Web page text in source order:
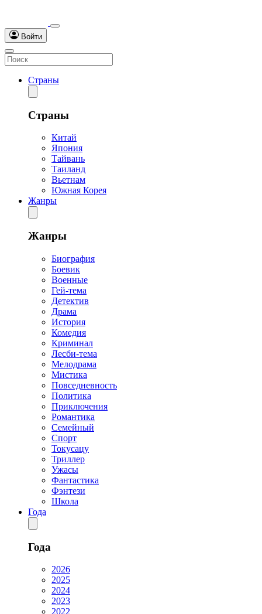
Войти
Страны
Страны
Китай
Япония
Тайвань
Таиланд
Вьетнам
Южная Корея
Жанры
Жанры
Биография
Боевик
Военные
Гей-тема
Детектив
Драма
История
Комедия
Криминал
Лесби-тема
Мелодрама
Мистика
Повседневность
Политика
Приключения
Романтика
Семейный
Спорт
Токусацу
Триллер
Ужасы
Фантастика
Фэнтези
Школа
Года
Года
2026
2025
2024
2023
2022